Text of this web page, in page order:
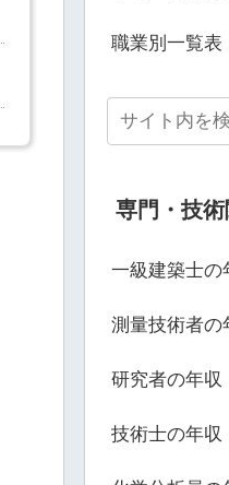
職業別一覧表
専門・技
一級建築士の
測量技術者の
研究者の年収
技術士の年収